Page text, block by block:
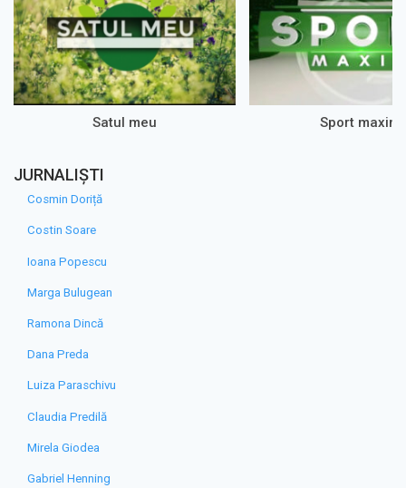
Satul meu Sport maxim
JURNALIȘTI
Cosmin Doriță
Costin Soare
Ioana Popescu
Marga Bulugean
Ramona Dincă
Dana Preda
Luiza Paraschivu
Claudia Predilă
Mirela Giodea
Gabriel Henning